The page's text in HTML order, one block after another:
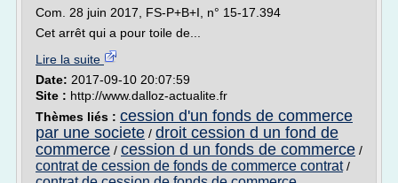
Com. 28 juin 2017, FS-P+B+I, n° 15-17.394
Cet arrêt qui a pour toile de...
Lire la suite
Date: 2017-09-10 20:07:59
Site : http://www.dalloz-actualite.fr
Thèmes liés : cession d'un fonds de commerce
par une societe / droit cession d un fond de
commerce / cession d un fonds de commerce /
contrat de cession de fonds de commerce contrat/